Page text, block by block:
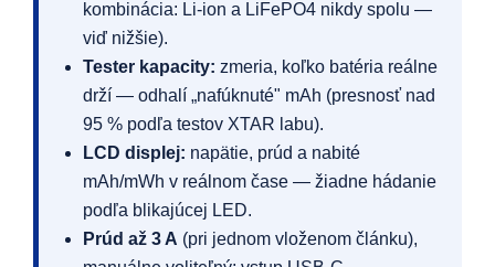
kombinácia: Li-ion a LiFePO4 nikdy spolu —
viď nižšie).
Tester kapacity: zmeria, koľko batéria reálne
drží — odhalí „nafúknuté" mAh (presnosť nad
95 % podľa testov XTAR labu).
LCD displej: napätie, prúd a nabité
mAh/mWh v reálnom čase — žiadne hádanie
podľa blikajúcej LED.
Prúd až 3 A (pri jednom vloženom článku),